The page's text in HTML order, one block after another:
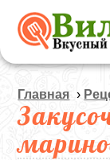
Главная ›